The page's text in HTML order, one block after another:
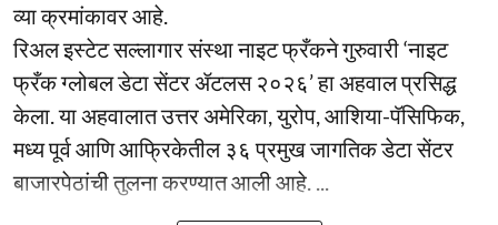
व्या क्रमांकावर आहे.
रिअल इस्टेट सल्लागार संस्था नाइट फ्रँकने गुरुवारी ‘नाइट
फ्रँक ग्लोबल डेटा सेंटर ॲटलस २०२६’ हा अहवाल प्रसिद्ध
केला. या अहवालात उत्तर अमेरिका, युरोप, आशिया-पॅसिफिक,
मध्य पूर्व आणि आफ्रिकेतील ३६ प्रमुख जागतिक डेटा सेंटर
बाजारपेठांची तुलना करण्यात आली आहे. ...